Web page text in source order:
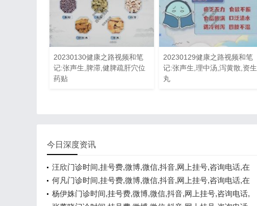
20230130健康之路视频和笔
记:张声生,脾滞,健脾疏肝穴位
药贴
20230129健康之路视频和笔
记:张声生,理中汤,泻黄散,资生
丸
今日深度资讯
汪欣门诊时间,挂号费,微博,微信,抖音,网上挂号,咨询电话,在
线咨询
何凡门诊时间,挂号费,微博,微信,抖音,网上挂号,咨询电话,在
线咨询
杨伊姝门诊时间,挂号费,微博,微信,抖音,网上挂号,咨询电话,